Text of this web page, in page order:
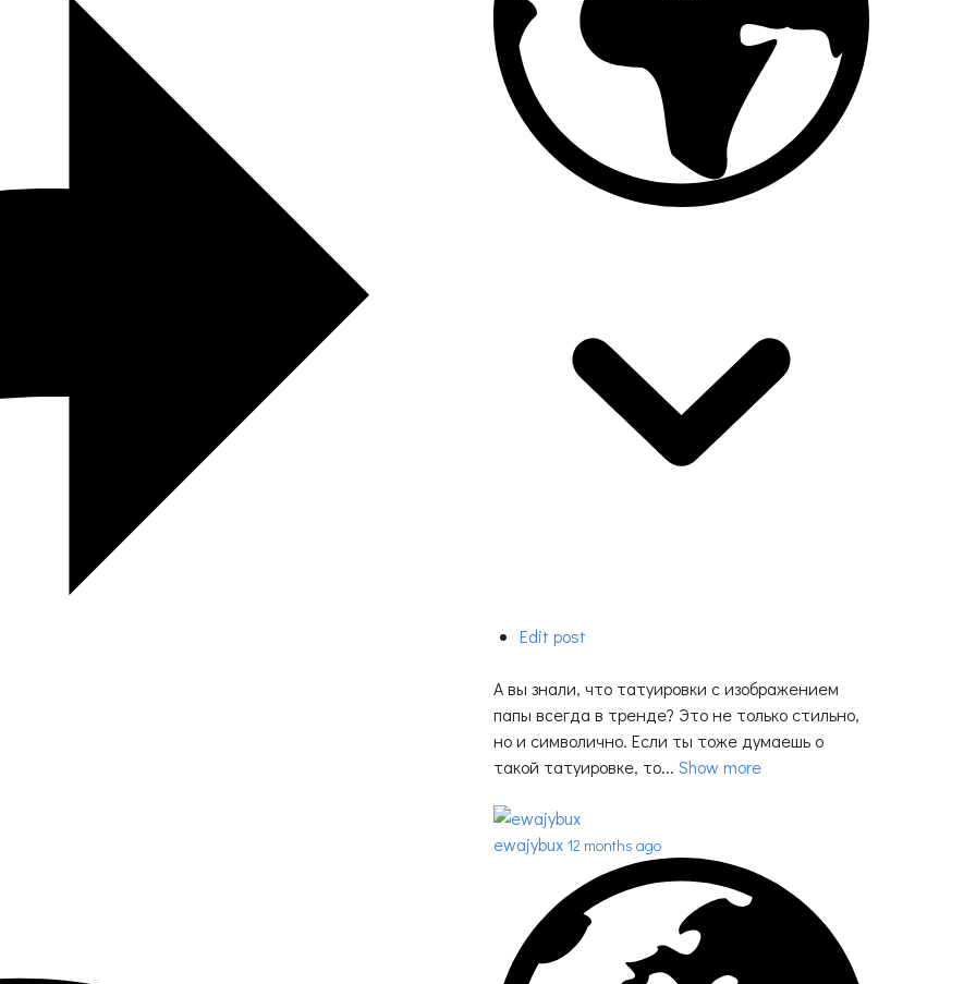
Edit post
А вы знали, что татуировки с изображением
папы всегда в тренде? Это не только стильно,
но и символично. Если ты тоже думаешь о
такой татуировке, то... Show more
ewajybux 12 months ago